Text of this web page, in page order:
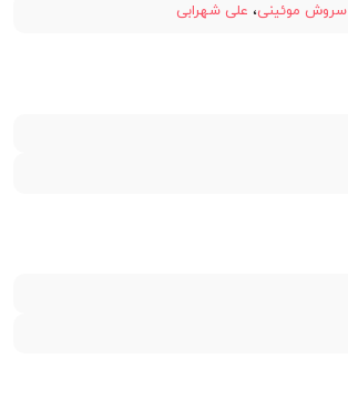
سروش موئینی، علی شهرابی